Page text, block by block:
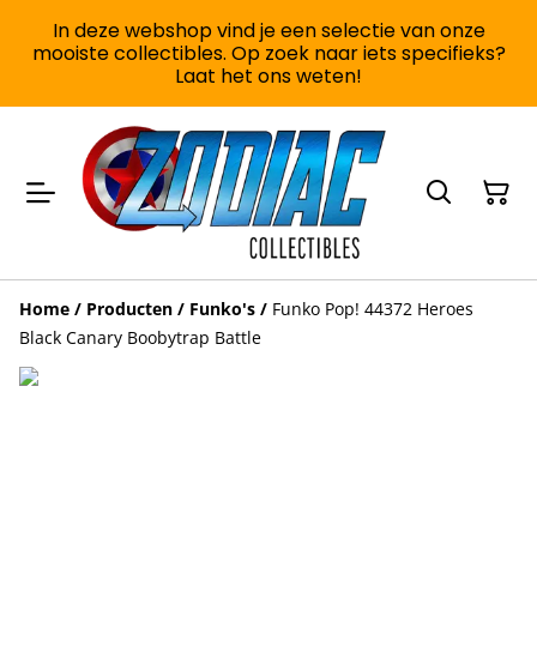
In deze webshop vind je een selectie van onze
mooiste collectibles. Op zoek naar iets specifieks?
Laat het ons weten!
Home / Producten / Funko's / Funko Pop! 44372 Heroes
Black Canary Boobytrap Battle